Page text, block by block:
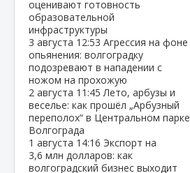
оценивают готовность
образовательной
инфраструктуры
3 августа 12:53 Агрессия на фоне
опьянения: волгоградку
подозревают в нападении с
ножом на прохожую
2 августа 11:45Лето, арбузы и
веселье: как прошёл „Арбузный
переполох“ в Центральном парке
Волгограда
1 августа 14:16 Экспорт на
3,6 млн долларов: как
волгоградский бизнес выходит